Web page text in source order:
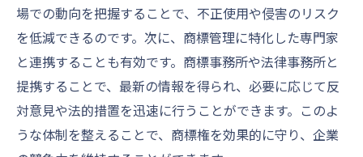
場での動向を把握することで、不正使用や侵害のリスク
を低減できるのです。次に、商標管理に特化した専門家
と連携することも有効です。商標事務所や法律事務所と
提携することで、最新の情報を得られ、必要に応じて反
対意見や法的措置を迅速に行うことができます。このよ
うな体制を整えることで、商標権を効果的に守り、企業